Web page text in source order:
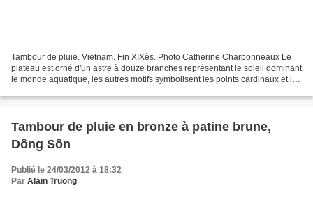
Tambour de pluie. Vietnam. Fin XIXès. Photo Catherine Charbonneaux Le
plateau est orné d'un astre à douze branches représentant le soleil dominant
le monde aquatique, les autres motifs symbolisent les points cardinaux et le
Tambour de pluie en bronze à patine brune,
Dông Sôn
Publié le 24/03/2012 à 18:32
Par Alain Truong